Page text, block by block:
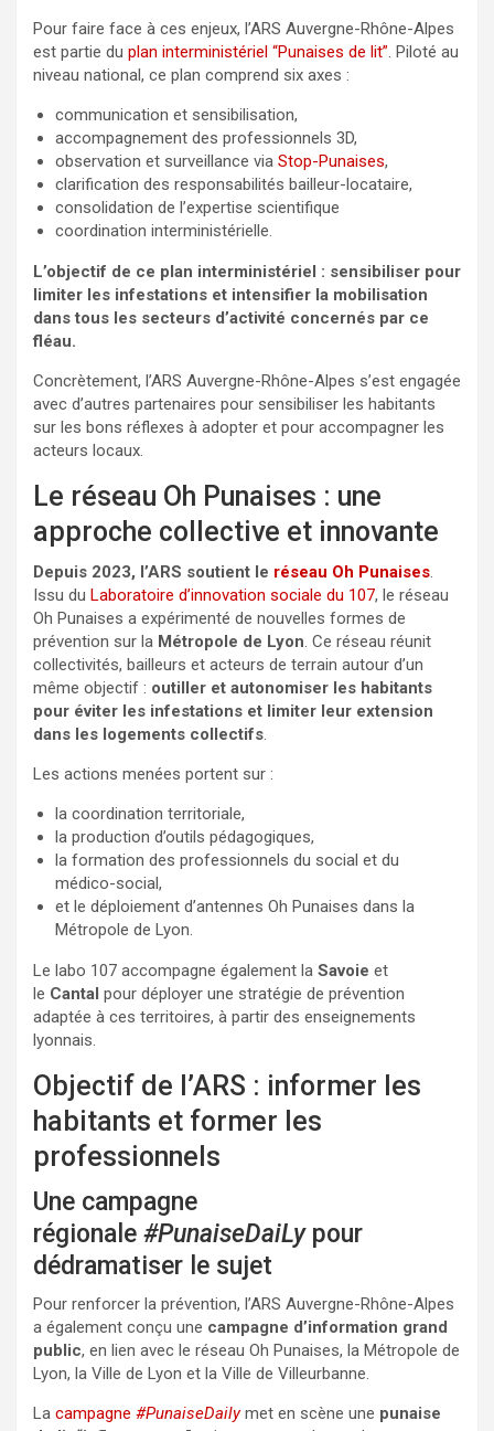
Pour faire face à ces enjeux, l’ARS Auvergne-Rhône-Alpes
est partie du plan interministériel “Punaises de lit”. Piloté au
niveau national, ce plan comprend six axes :
communication et sensibilisation,
accompagnement des professionnels 3D,
observation et surveillance via Stop-Punaises,
clarification des responsabilités bailleur-locataire,
consolidation de l’expertise scientifique
coordination interministérielle.
L’objectif de ce plan interministériel : sensibiliser pour
limiter les infestations et intensifier la mobilisation
dans tous les secteurs d’activité concernés par ce
fléau.
Concrètement, l’ARS Auvergne-Rhône-Alpes s’est engagée
avec d’autres partenaires pour sensibiliser les habitants
sur les bons réflexes à adopter et pour accompagner les
acteurs locaux.
Le réseau Oh Punaises : une
approche collective et innovante
Depuis 2023, l’ARS soutient le réseau Oh Punaises.
Issu du Laboratoire d’innovation sociale du 107, le réseau
Oh Punaises a expérimenté de nouvelles formes de
prévention sur la Métropole de Lyon. Ce réseau réunit
collectivités, bailleurs et acteurs de terrain autour d’un
même objectif : outiller et autonomiser les habitants
pour éviter les infestations et limiter leur extension
dans les logements collectifs.
Les actions menées portent sur :
la coordination territoriale,
la production d’outils pédagogiques,
la formation des professionnels du social et du
médico-social,
et le déploiement d’antennes Oh Punaises dans la
Métropole de Lyon.
Le labo 107 accompagne également la Savoie et
le Cantal pour déployer une stratégie de prévention
adaptée à ces territoires, à partir des enseignements
lyonnais.
Objectif de l’ARS : informer les
habitants et former les
professionnels
Une campagne
régionale #PunaiseDaiLypour
dédramatiser le sujet
Pour renforcer la prévention, l’ARS Auvergne-Rhône-Alpes
a également conçu une campagne d’information grand
public, en lien avec le réseau Oh Punaises, la Métropole de
Lyon, la Ville de Lyon et la Ville de Villeurbanne.
La campagne #PunaiseDailymet en scène une punaise